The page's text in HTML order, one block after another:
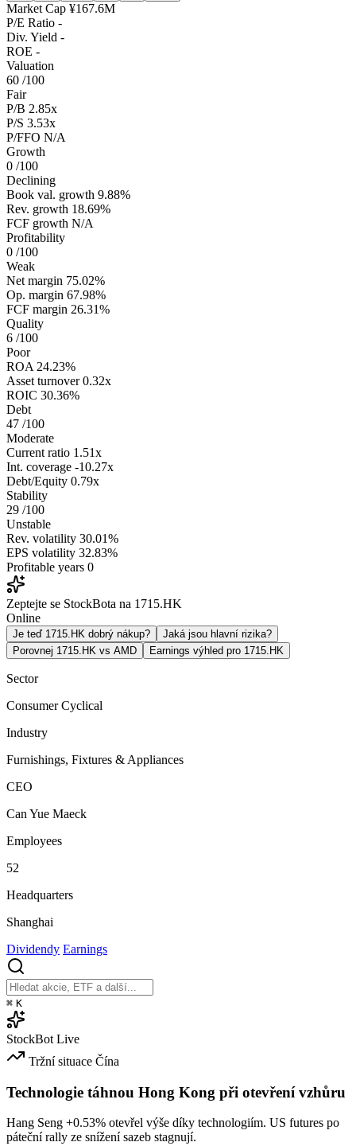
Market Cap ¥167.6M
P/E Ratio -
Div. Yield -
ROE -
Valuation
60 /100
Fair
P/B 2.85x
P/S 3.53x
P/FFO N/A
Growth
0 /100
Declining
Book val. growth 9.88%
Rev. growth 18.69%
FCF growth N/A
Profitability
0 /100
Weak
Net margin 75.02%
Op. margin 67.98%
FCF margin 26.31%
Quality
6 /100
Poor
ROA 24.23%
Asset turnover 0.32x
ROIC 30.36%
Debt
47 /100
Moderate
Current ratio 1.51x
Int. coverage -10.27x
Debt/Equity 0.79x
Stability
29 /100
Unstable
Rev. volatility 30.01%
EPS volatility 32.83%
Profitable years 0
Zeptejte se StockBota na 1715.HK
Online
Je teď 1715.HK dobrý nákup?
Jaká jsou hlavní rizika?
Porovnej 1715.HK vs AMD
Earnings výhled pro 1715.HK
Sector
Consumer Cyclical
Industry
Furnishings, Fixtures & Appliances
CEO
Can Yue Maeck
Employees
52
Headquarters
Shanghai
Dividendy Earnings
⌘ K
StockBot Live
Tržní situace Čína
Technologie táhnou Hong Kong při otevření vzhůru
Hang Seng +0.53% otevřel výše díky technologiím. US futures po
páteční rally ze snížení sazeb stagnují.